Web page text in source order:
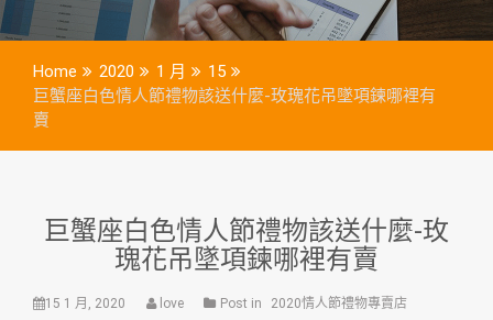
Home 2020 1 月
15
巨蟹座白色情人節禮物該送什麼-玫瑰花吊墜項鍊哪裡有
賣
巨蟹座白色情人節禮物該送什麼-玫
瑰花吊墜項鍊哪裡有賣
15 1 月, 2020 love Post in 2020情人節禮物專賣店